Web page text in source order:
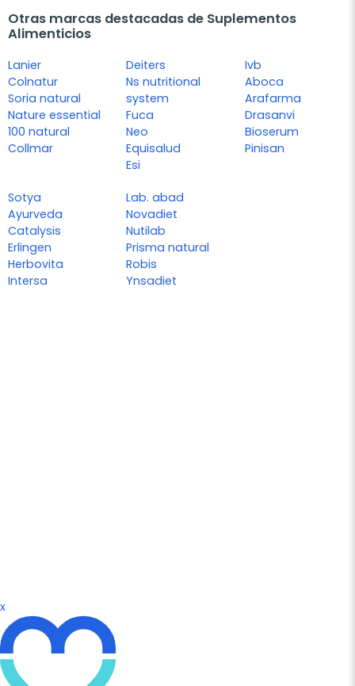
Otras marcas destacadas de Suplementos
Alimenticios
Lanier
Colnatur
Soria natural
Nature essential
100 natural
Collmar
Deiters
Ns nutritional
system
Fuca
Neo
Equisalud
Esi
Ivb
Aboca
Arafarma
Drasanvi
Bioserum
Pinisan
Sotya
Ayurveda
Catalysis
Erlingen
Herbovita
Intersa
Lab. abad
Novadiet
Nutilab
Prisma natural
Robis
Ynsadiet
x